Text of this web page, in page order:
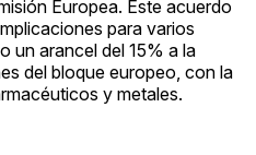
Europea. Este acuerdo
para varios
un arancel del 15% a la
del bloque europeo, con la
y metales.